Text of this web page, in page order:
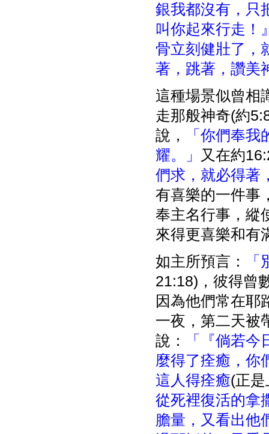
銀我都沒有，只
叫你起來行走！
骨立刻健壯了，
著，跳著，讚美
這種場景似曾相
走那般神奇(約
說，
「你們奉
耀。」
又在約
們求，就必得著
有喜樂的一件事
奉主名行事，縱
來得更喜樂和有
如主所預言：
21:18)，彼得曾
因為他們常在耶
一夜，第二天被
說：
「『倘若
麼得了痊癒，你
這人得痊癒(正
從死裡復活的拿
膽量，又看出他